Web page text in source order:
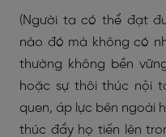
(Người ta có thể đạt
nào đó mà không có
thường không bền
hoặc sự thôi thúc nội
quen, áp lực bên ngoài
thúc đẩy họ tiến lên